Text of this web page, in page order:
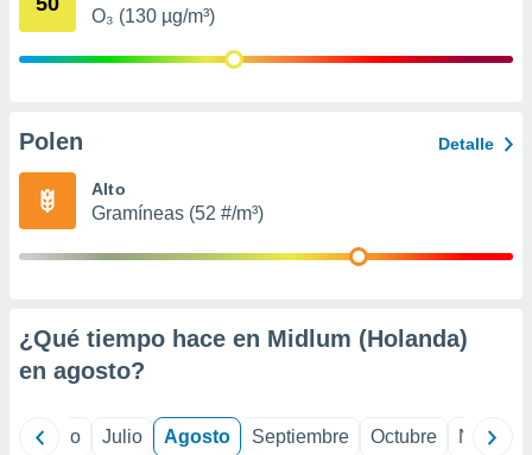
publicidad
de
1199
O₃ (130 µg/m³)
Polen Detalle
Alto
Gramíneas (52 #/m³)
¿Qué tiempo hace en Midlum (Holanda)
en agosto?
Junio Julio Agosto Septiembre Octubre